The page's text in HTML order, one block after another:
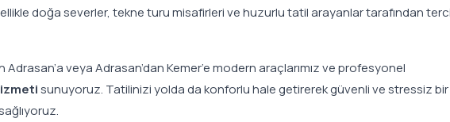
doğa severler, tekne turu misafirleri ve huzurlu tatil arayanlar tarafından
veya Adrasan’dan Kemer’e modern araçlarımız ve profesyonel
sunuyoruz. Tatilinizi yolda da konforlu hale getirerek güvenli ve stressiz bir